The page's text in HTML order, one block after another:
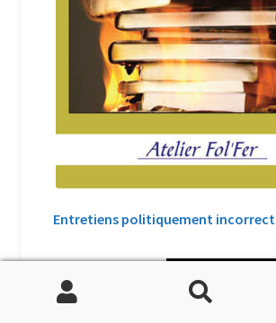
Entretiens politiquement
37,00€
Recherche
Recherche
Soutenir